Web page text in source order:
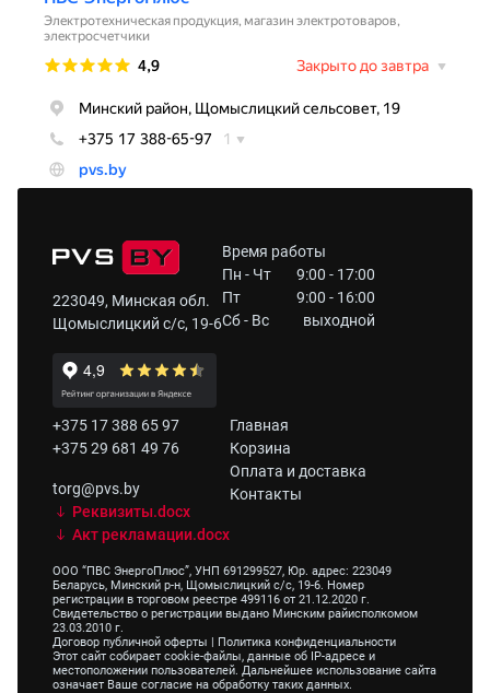
223049, Минская обл.
Щомыслицкий с/с, 19-6
Время работы
Пн - Чт
9:00 - 17:00
Пт
9:00 - 16:00
Сб - Вс
выходной
+375 17 388 65 97
+375 29 681 49 76
torg@pvs.by
Реквизиты.docx
Акт рекламации.docx
Главная
Корзина
Оплата и доставка
Контакты
ООО “ПВС ЭнергоПлюс”, УНП 691299527, Юр. адрес: 223049
Беларусь, Минский р-н, Щомыслицкий с/с, 19-6. Номер
регистрации в торговом реестре 499116 от 21.12.2020 г.
Свидетельство о регистрации выдано Минским райисполкомом
23.03.2010 г.
Договор публичной оферты | Политика конфиденциальности
Этот сайт собирает cookie-файлы, данные об IP-адресе и
местоположении пользователей. Дальнейшее использование сайта
означает Ваше согласие на обработку таких данных.